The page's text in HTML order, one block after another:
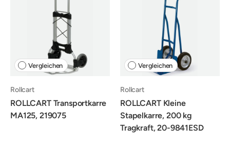
Vergleichen
Rollcart
ROLLCART Transportkarre
MA125, 219075
Vergleichen
Rollcart
ROLLCART Kleine
Stapelkarre, 200 kg
Tragkraft, 20-9841ESD